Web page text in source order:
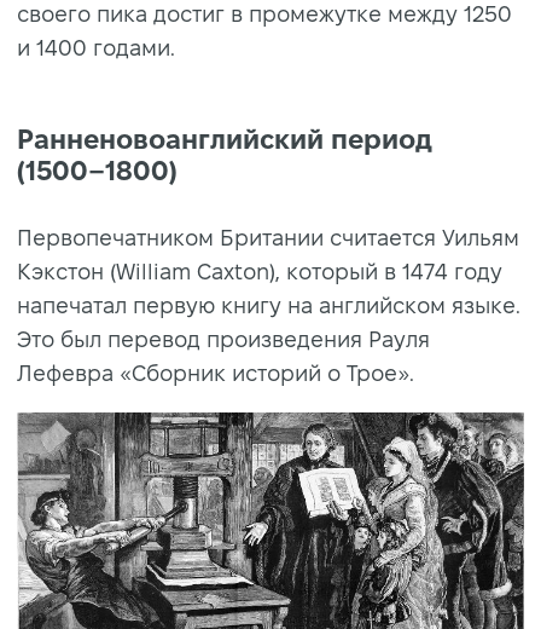
своего пика достиг в промежутке между 1250
и 1400 годами.
Ранненовоанглийский период
(1500–1800)
Первопечатником Британии считается Уильям
Кэкстон (William Caxton), который в 1474 году
напечатал первую книгу на английском языке.
Это был перевод произведения Рауля
Лефевра «Сборник историй о Трое».